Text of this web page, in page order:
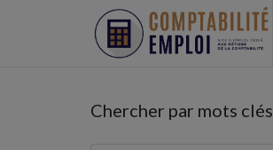
Chercher par mots clés